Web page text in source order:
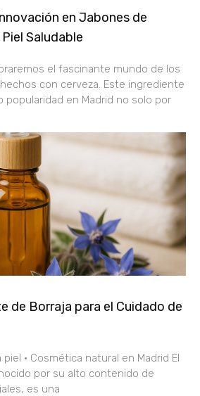
en Jabones de
Saludable
el fascinante mundo de los
con cerveza. Este ingrediente
popularidad en Madrid no solo por
de Borraja para el Cuidado de
· Cosmética natural en Madrid El
por su alto contenido de
es una